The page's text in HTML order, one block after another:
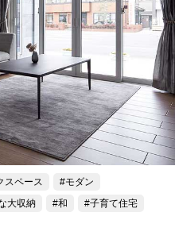
スペース
モダン
大収納 和
子育て住宅